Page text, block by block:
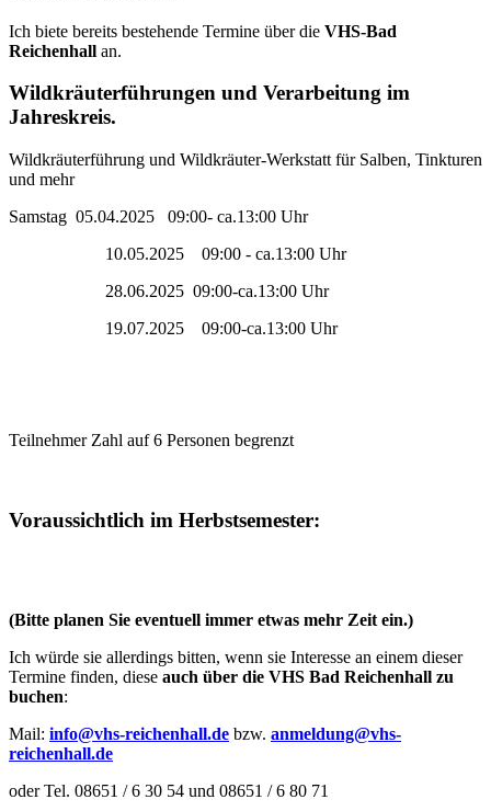
Ich biete bereits bestehende Termine über die VHS-Bad
Reichenhall an.
Wildkräuterführungen und Verarbeitung im
Jahreskreis.
Wildkräuterführung und Wildkräuter-Werkstatt für Salben, Tinkturen
und mehr
Samstag 05.04.2025 09:00- ca.13:00 Uhr
10.05.2025 09:00 - ca.13:00 Uhr
28.06.2025 09:00-ca.13:00 Uhr
19.07.2025 09:00-ca.13:00 Uhr
Teilnehmer Zahl auf 6 Personen begrenzt
Voraussichtlich im Herbstsemester:
(Bitte planen Sie eventuell immer etwas mehr Zeit ein.)
Ich würde sie allerdings bitten, wenn sie Interesse an einem dieser
Termine finden, diese auch über die VHS Bad Reichenhall zu
buchen:
Mail: info@vhs-reichenhall.de bzw. anmeldung@vhs-
reichenhall.de
oder Tel. 08651 / 6 30 54 und 08651 / 6 80 71